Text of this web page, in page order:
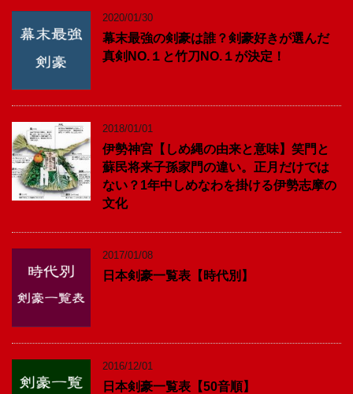
2020/01/30
幕末最強の剣豪は誰？剣豪好きが選んだ
真剣NO.１と竹刀NO.１が決定！
2018/01/01
伊勢神宮【しめ縄の由来と意味】笑門と
蘇民将来子孫家門の違い。正月だけでは
ない？1年中しめなわを掛ける伊勢志摩の
文化
2017/01/08
日本剣豪一覧表【時代別】
2016/12/01
日本剣豪一覧表【50音順】